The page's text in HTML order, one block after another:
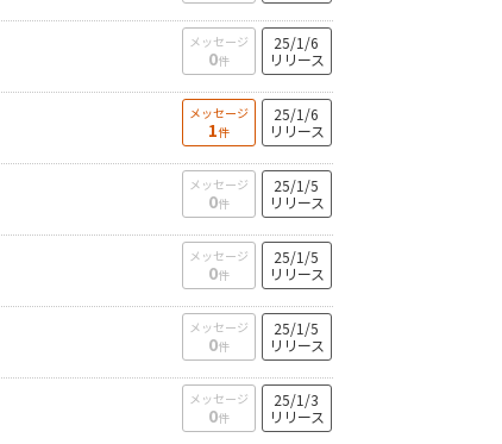
メッセージ
0件
25/1/6
リリース
メッセージ
1件
25/1/6
リリース
メッセージ
0件
25/1/5
リリース
メッセージ
0件
25/1/5
リリース
メッセージ
0件
25/1/5
リリース
メッセージ
0件
25/1/3
リリース